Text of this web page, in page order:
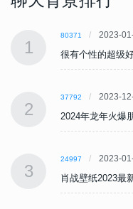
1
80371 2023-
很有个性的超级
2
37792 2023-
2024年龙年火爆
3
24997 2023-
肖战壁纸2023最